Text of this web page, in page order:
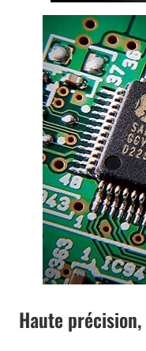
Haute